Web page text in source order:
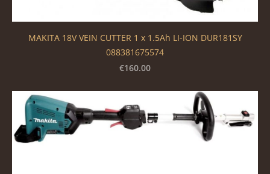
MAKITA 18V VEIN CUTTER 1 x 1.5Ah LI-ION DUR181SY
088381675574
€160.00